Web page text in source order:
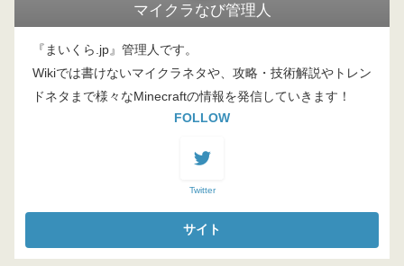
マイクラなび管理人
『まいくら.jp』管理人です。
Wikiでは書けないマイクラネタや、攻略・技術解説やトレン
ドネタまで様々なMinecraftの情報を発信していきます！
FOLLOW
Twitter